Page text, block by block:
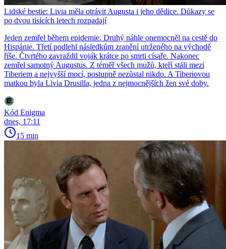
Lidské bestie: Livia měla otrávit Augusta i jeho dědice. Důkazy se
po dvou tisících letech rozpadají
Jeden zemřel během epidemie. Druhý náhle onemocněl na cestě do
Hispánie. Třetí podlehl následkům zranění utrženého na východě
říše. Čtvrtého zavraždil voják krátce po smrti císaře. Nakonec
zemřel samotný Augustus. Z téměř všech mužů, kteří stáli mezi
Tiberiem a nejvyšší mocí, postupně nezůstal nikdo. A Tiberiovou
matkou byla Livia Drusilla, jedna z nejmocnějších žen své doby.
Kód Enigma
dnes, 17:11
15 min